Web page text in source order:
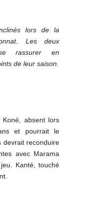
lors de la
Les deux
rassurer en
de leur saison.
Koné, absent lors
et pourrait le
devrait reconduire
avec Marama
Kanté, touché